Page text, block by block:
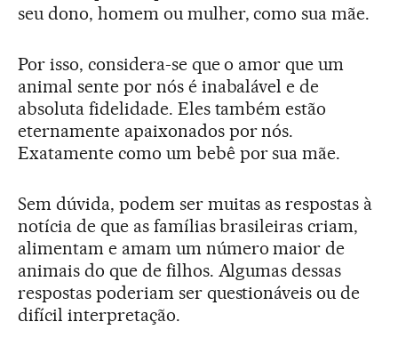
seu dono, homem ou mulher, como sua mãe.
Por isso, considera-se que o amor que um
animal sente por nós é inabalável e de
absoluta fidelidade. Eles também estão
eternamente apaixonados por nós.
Exatamente como um bebê por sua mãe.
Sem dúvida, podem ser muitas as respostas à
notícia de que as famílias brasileiras criam,
alimentam e amam um número maior de
animais do que de filhos. Algumas dessas
respostas poderiam ser questionáveis ou de
difícil interpretação.